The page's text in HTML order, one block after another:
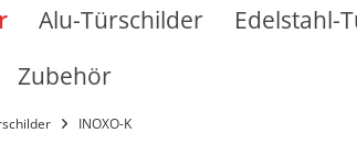
Alu-Türschilder Edelstahl-
Zubehör
INOXO-K